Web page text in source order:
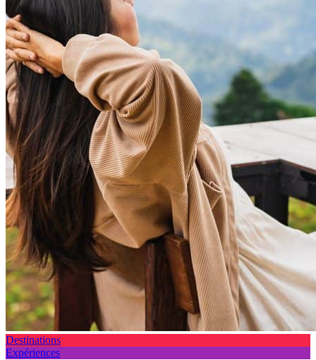
Destinations
Expériences